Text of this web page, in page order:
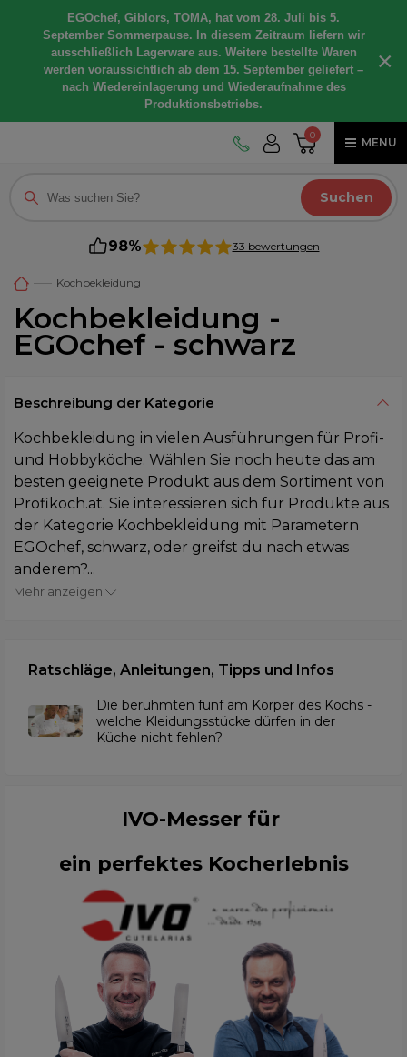
EGOchef, Giblors, TOMA, hat vom 28. Juli bis 5.
September Sommerpause. In diesem Zeitraum liefern wir
ausschließlich Lagerware aus. Weitere bestellte Waren
werden voraussichtlich ab dem 15. September geliefert –
nach Wiedereinlagerung und Wiederaufnahme des
Produktionsbetriebs.
×
0
MENU
Suchen
98% 33 bewertungen
Kochbekleidung
Kochbekleidung -
EGOchef - schwarz
Beschreibung der Kategorie
Kochbekleidung in vielen Ausführungen für Profi-
und Hobbyköche. Wählen Sie noch heute das am
besten geeignete Produkt aus dem Sortiment von
Profikoch.at. Sie interessieren sich für Produkte aus
der Kategorie Kochbekleidung mit Parametern
EGOchef, schwarz, oder greifst du nach etwas
anderem?...
Mehr anzeigen
Ratschläge, Anleitungen, Tipps und Infos
Die berühmten fünf am Körper des Kochs -
welche Kleidungsstücke dürfen in der
Küche nicht fehlen?
IVO-Messer für
ein perfektes Kocherlebnis